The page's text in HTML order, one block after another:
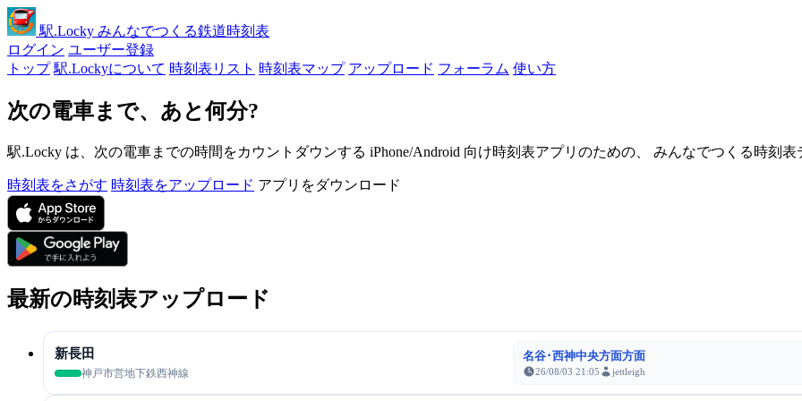
駅.Locky みんなでつくる鉄道時刻表
ログイン ユーザー登録
トップ 駅.Lockyについて 時刻表リスト 時刻表マップ アップロード フォーラム 使い方
次の電車まで、あと何分?
駅.Locky は、次の電車までの時間をカウントダウンする iPhone/Android 向け時刻表アプリのための、 みんなでつくる時刻表
時刻表をさがす 時刻表をアップロード アプリをダウンロード
最新の時刻表アップロード
新長田
神戸市営地下鉄西神線
名谷･西神中央方面方面
26/08/03 21:05 jettleigh